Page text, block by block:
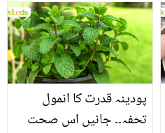
منرلز اور اینٹی آکسیڈنٹس
سے بھرپور اس سبزی کے
فائدے
پودینہ قدرت کا انمول
تحفہ۔۔ جانیں اس صحت